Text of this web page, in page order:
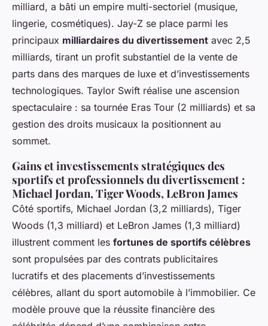
milliard, a bâti un empire multi-sectoriel (musique,
lingerie, cosmétiques). Jay-Z se place parmi les
principaux milliardaires du divertissement avec 2,5
milliards, tirant un profit substantiel de la vente de
parts dans des marques de luxe et d’investissements
technologiques. Taylor Swift réalise une ascension
spectaculaire : sa tournée Eras Tour (2 milliards) et sa
gestion des droits musicaux la positionnent au
sommet.
Gains et investissements stratégiques des
sportifs et professionnels du divertissement :
Michael Jordan, Tiger Woods, LeBron James
Côté sportifs, Michael Jordan (3,2 milliards), Tiger
Woods (1,3 milliard) et LeBron James (1,3 milliard)
illustrent comment les fortunes de sportifs célèbres
sont propulsées par des contrats publicitaires
lucratifs et des placements d’investissements
célèbres, allant du sport automobile à l’immobilier. Ce
modèle prouve que la réussite financière des